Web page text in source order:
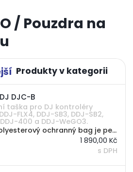
/ Pouzdra na
DJC-B
taška pro DJ kontroléry
FLX4, DDJ-SB3, DDJ-SB2,
400 a DDJ-WeGO3.
Tento polyesterový ochranný bag je perfektní pro DJ kontroléry Pioneer DDJ-FLX4, DDJ-SB3, DDJ-SB2, DDJ-SB a DDJ-400. Navíc, díky vnitřní speciálně tvarované pěně je...
1 890,00 Kč
s DPH